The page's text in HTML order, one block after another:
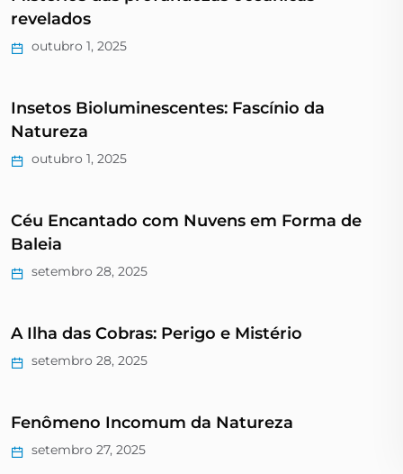
revelados
outubro 1, 2025
Insetos Bioluminescentes: Fascínio da
Natureza
outubro 1, 2025
Céu Encantado com Nuvens em Forma de
Baleia
setembro 28, 2025
A Ilha das Cobras: Perigo e Mistério
setembro 28, 2025
Fenômeno Incomum da Natureza
setembro 27, 2025